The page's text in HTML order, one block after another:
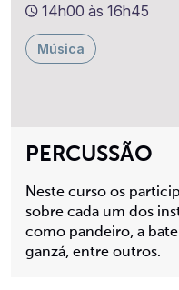
PERCUSSÃO
Neste curso os
sobre cada um dos
como pandeiro, a
ganzá, entre outros.
14h00 às 16h45
Música